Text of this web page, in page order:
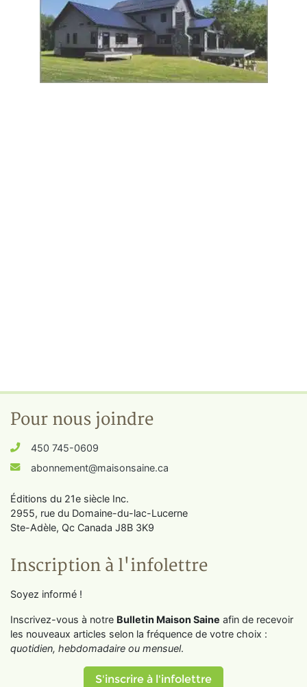
Pour nous joindre
450 745-0609
abonnement@maisonsaine.ca
Éditions du 21e siècle Inc.
2955, rue du Domaine-du-lac-Lucerne
Ste-Adèle, Qc Canada J8B 3K9
Inscription à l'infolettre
Soyez informé !
Inscrivez-vous à notre Bulletin Maison Saine afin de recevoir
les nouveaux articles selon la fréquence de votre choix :
quotidien, hebdomadaire ou mensuel.
S'inscrire à l'infolettre